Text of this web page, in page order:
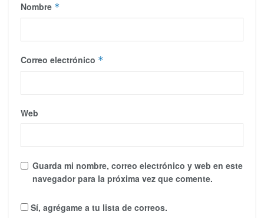
Nombre *
Correo electrónico *
Web
Guarda mi nombre, correo electrónico y web en este
navegador para la próxima vez que comente.
Sí, agrégame a tu lista de correos.